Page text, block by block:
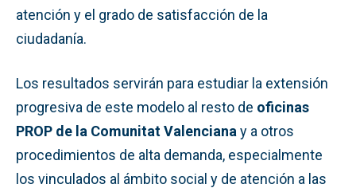
atención y el grado de satisfacción de la
ciudadanía.
Los resultados servirán para estudiar la extensión
progresiva de este modelo al resto de oficinas
PROP de la Comunitat Valenciana y a otros
procedimientos de alta demanda, especialmente
los vinculados al ámbito social y de atención a las